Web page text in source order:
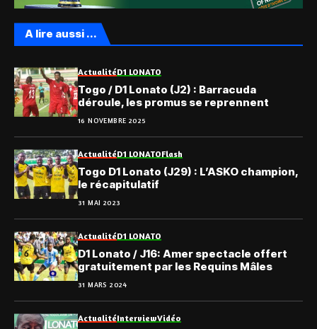
A lire aussi ...
ActualitéD1 LONATO
Togo / D1 Lonato (J2) : Barracuda
déroule, les promus se reprennent
16 NOVEMBRE 2025
ActualitéD1 LONATOFlash
Togo D1 Lonato (J29) : L’ASKO champion,
le récapitulatif
31 MAI 2023
ActualitéD1 LONATO
D1 Lonato / J16: Amer spectacle offert
gratuitement par les Requins Mâles
31 MARS 2024
ActualitéInterviewVidéo